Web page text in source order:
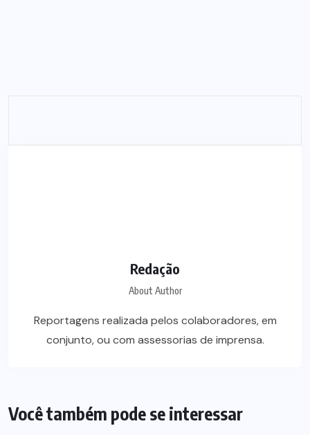
Redação
About Author
Reportagens realizada pelos colaboradores, em
conjunto, ou com assessorias de imprensa.
Você também pode se interessar